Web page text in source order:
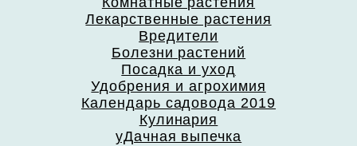
Лекарственные растения
Вредители
Болезни растений
Посадка и уход
Удобрения и агрохимия
Календарь садовода 2019
Кулинария
уДачная выпечка